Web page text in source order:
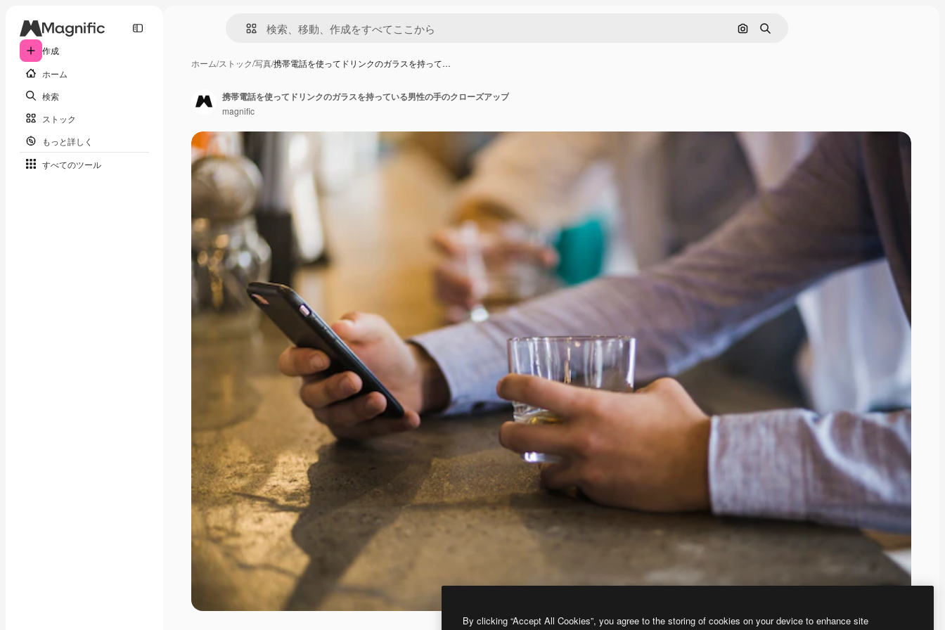
作成
ホーム
検索
ストック
もっと詳しく
すべてのツール
画像で検索
検索
ホーム/ストック/写真/携帯電話を使ってドリンクのガラスを持って…
携帯電話を使ってドリンクのガラスを持っている男性の手のクローズアップ
magnific
By clicking “Accept All Cookies”, you agree to the storing of cookies on your device to enhance site